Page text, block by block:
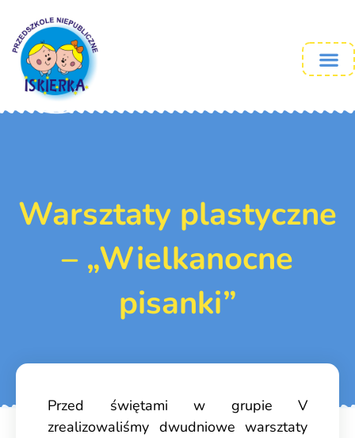
Warsztaty plastyczne
– „Wielkanocne
pisanki”
Przed świętami w grupie V
zrealizowaliśmy dwudniowe warsztaty